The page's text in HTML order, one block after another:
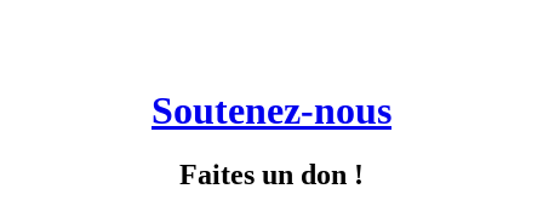
Soutenez-nous
Faites un don !